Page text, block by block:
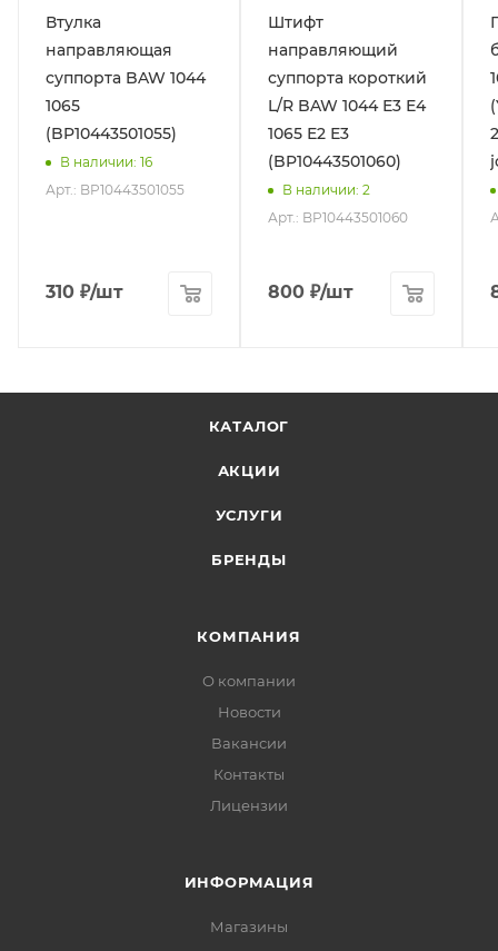
Втулка
направляющая
суппорта BAW 1044
1065
(BP10443501055)
В наличии: 16
Арт.: BP10443501055
310 ₽/шт
Штифт
направляющий
суппорта короткий
L/R BAW 1044 Е3 Е4
1065 Е2 Е3
(BP10443501060)
В наличии: 2
Арт.: BP10443501060
800 ₽/шт
КАТАЛОГ
АКЦИИ
УСЛУГИ
БРЕНДЫ
КОМПАНИЯ
О компании
Новости
Вакансии
Контакты
Лицензии
ИНФОРМАЦИЯ
Магазины